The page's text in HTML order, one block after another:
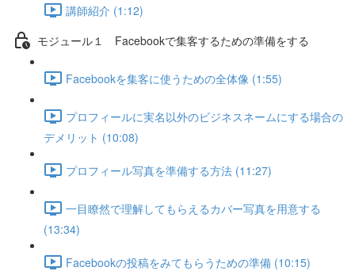
講師紹介 (1:12)
モジュール１ Facebookで集客するための準備をする
Facebookを集客に使うための全体像 (1:55)
プロフィールに実名以外のビジネスネームにする場合の
デメリット (10:08)
プロフィール写真を準備する方法 (11:27)
一目瞭然で理解してもらえるカバー写真を用意する
(13:34)
Facebookの投稿をみてもらうための準備 (10:15)